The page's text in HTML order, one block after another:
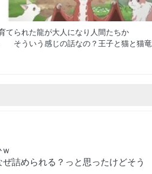
られた龍が大人になり人間たちか
ういう感じの話なの？王子と猫と猫竜
動きがとてもキュート竜もきっとこ
詰められる？っと思ったけどそう